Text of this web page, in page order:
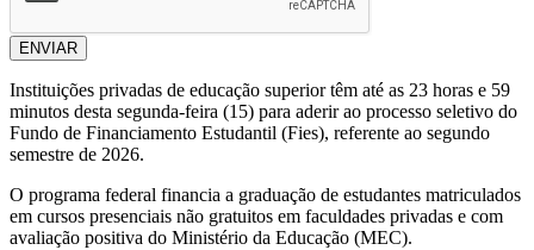
ENVIAR
Instituições privadas de educação superior têm até as 23 horas e 59
minutos desta segunda-feira (15) para aderir ao processo seletivo do
Fundo de Financiamento Estudantil (Fies), referente ao segundo
semestre de 2026.
O programa federal financia a graduação de estudantes matriculados
em cursos presenciais não gratuitos em faculdades privadas e com
avaliação positiva do Ministério da Educação (MEC).